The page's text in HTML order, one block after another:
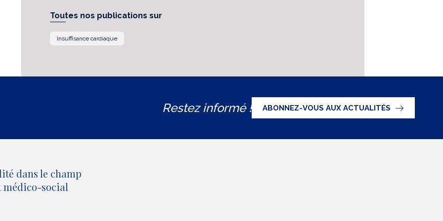
Toutes nos publications sur
Insuffisance cardiaque
Restez informé ! ABONNEZ-VOUS AUX ACTUALITÉS
dans le champ
médico-social